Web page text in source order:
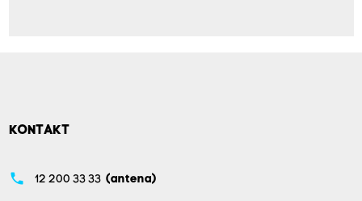
KONTAKT
phone 12 200 33 33 (antena)